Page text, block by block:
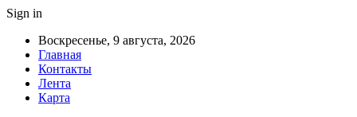
Sign in
Воскресенье, 9 августа, 2026
Главная
Контакты
Лента
Карта